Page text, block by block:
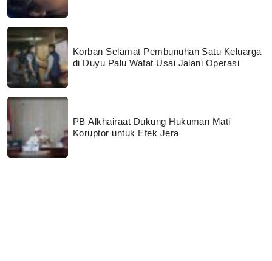
Korban Selamat Pembunuhan Satu Keluarga
di Duyu Palu Wafat Usai Jalani Operasi
PB Alkhairaat Dukung Hukuman Mati
Koruptor untuk Efek Jera